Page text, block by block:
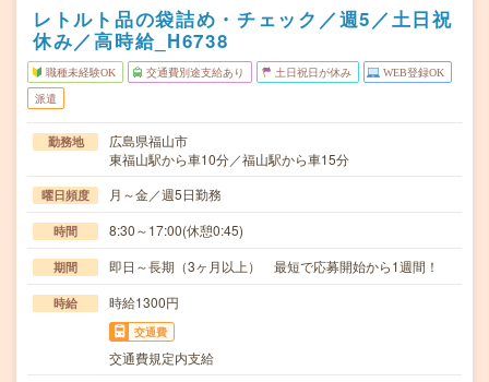
レトルト品の袋詰め・チェック／週5／土日祝
休み／高時給_H6738
職種未経験OK 交通費別途支給あり 土日祝日が休み WEB登録OK
派遣
勤務地
広島県福山市
東福山駅から車10分／福山駅から車15分
曜日頻度 月～金／週5日勤務
時間 8:30～17:00(休憩0:45)
期間 即日～長期（3ヶ月以上） 最短で応募開始から1週間！
時給 時給1300円
交通費
交通費規定内支給